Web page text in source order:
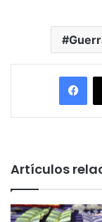
Artículos